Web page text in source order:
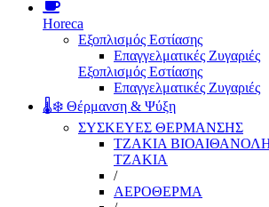
Horeca
Εξοπλισμός Εστίασης
Επαγγελματικές Ζυγαριές
Εξοπλισμός Εστίασης
Επαγγελματικές Ζυγαριές
🌡️❄️ Θέρμανση & Ψύξη
ΣΥΣΚΕΥΕΣ ΘΕΡΜΑΝΣΗΣ
ΤΖΑΚΙΑ
ΤΖΑΚΙΑ
/
ΑΕΡΟΘΕΡΜΑ